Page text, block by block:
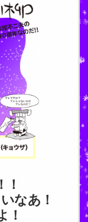
なあ！
！